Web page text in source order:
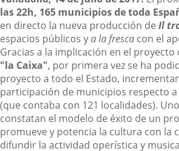
las 22h, 165 municipios de toda
en directo la nueva producción de Il
espacios públicos ya la fresca con el
Gracias a la implicación en el proyecto
"la Caixa", por primera vez se ha
proyecto a todo el Estado,
participación de municipios respecto
(que contaba con 121 localidades).
constatan el modelo de éxito de un
promueve y potencia la cultura con la
difundir la actividad operística y